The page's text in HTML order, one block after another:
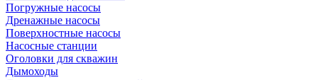
Погружные насосы
Дренажные насосы
Поверхностные насосы
Насосные станции
Оголовки для скважин
Дымоходы